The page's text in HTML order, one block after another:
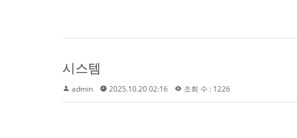
시스템
admin 2025.10.20 02:16 조회 수 : 1226